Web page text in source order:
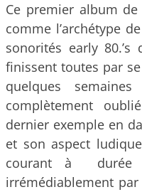
Ce premier album
comme l’archétype
sonorités early
finissent toutes par
quelques
complètement
dernier exemple en
et son aspect
courant à durée
irrémédiablement